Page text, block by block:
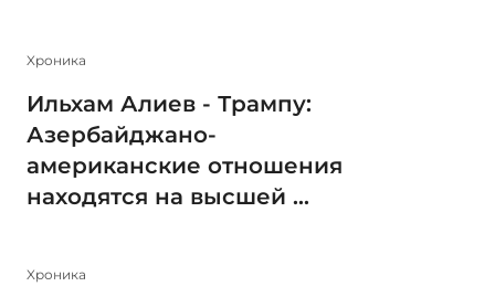
Xроника
Ильхам Алиев - Трампу:
Азербайджано-
американские отношения
находятся на высшей ...
Xроника